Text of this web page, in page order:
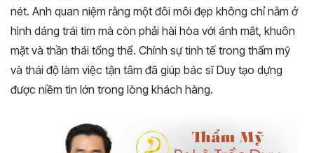
nét. Anh quan niệm rằng một đôi môi đẹp không chỉ nằm ở
hình dáng trái tim mà còn phải hài hòa với ánh mắt, khuôn
mặt và thần thái tổng thể. Chính sự tinh tế trong thẩm mỹ
và thái độ làm việc tận tâm đã giúp bác sĩ Duy tạo dựng
được niềm tin lớn trong lòng khách hàng.